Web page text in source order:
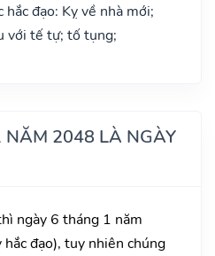
hắc đạo: Kỵ về nhà mới;
với tế tự; tố tụng;
NĂM 2048 LÀ NGÀY
ngày 6 tháng 1 năm
đạo), tuy nhiên chúng